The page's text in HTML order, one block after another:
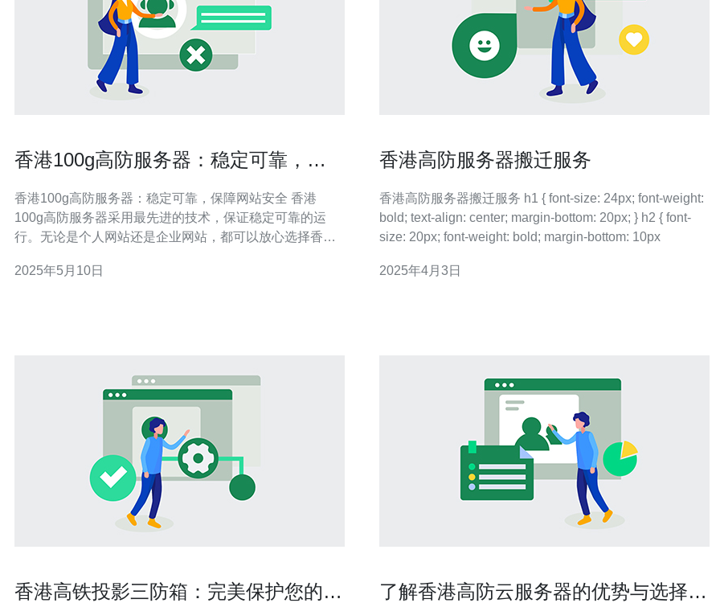
香港100g高防服务器：稳定可靠，保
香港100g高防服务器：稳定可靠，保障网站安全 香港
100g高防服务器采用最先进的技术，保证稳定可靠的运
行。无论是个人网站还是企业网站，都可以放心选择香港
100g高防服务器具有强大的防护能力，可以有效抵御各种
2025年5月10日
香港高防服务器搬迁服务
香港高防服务器搬迁服务 h1 { font-size: 24px; font-weight:
bold; text-align: center; margin-bottom: 20px; } h2 { font-
size: 20px; font-weight: bold; margin-bottom: 10px
2025年4月3日
香港高铁投影三防箱：完美保护您的投
了解香港高防云服务器的优势与选择技